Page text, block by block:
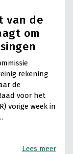
van de
om
rekening
de
voor het
vorige week in
Lees meer